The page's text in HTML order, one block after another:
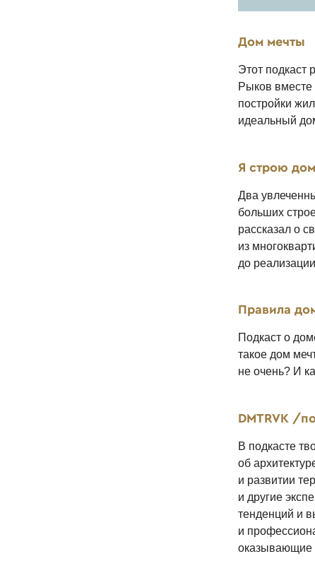
Дом мечты
Этот
Рыков вместе
постройки
идеальный
Я строю дом
Два
больших
рассказал о
из
до
Правила
Подкаст о
такое дом
не очень? И
DMTRVK /
В подкасте
об
и развитии
и другие
тенденций и
и
оказывающие